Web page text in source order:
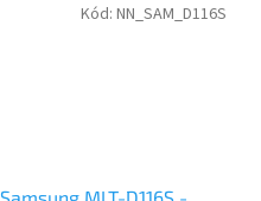
Kód: NN_SAM_D116S